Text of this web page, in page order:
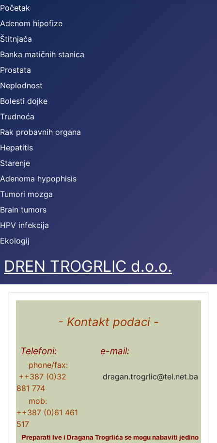
Početak
Adenom hipofize
Štitnjača
Banka matičnih stanica
Prostata
Neplodnost
Bolesti dojke
Trudnoća
Rak probavnih organa
Hepatitis
Starenje
Adenoma hypophisis
Tumori mozga
Brain tumors
HPV infekcija
Ekologij
DREN TROGRLIC d.o.o.
- Kontakt podaci -
Telefoni: e-mail:
phone/fax:
++387 (0)32
881 774
dragan.trogrlic@tel.net.ba
mob:
++387 (0)61 461
517
Preparati Ive i Dragana Trogrlića se mogu nabaviti jedino